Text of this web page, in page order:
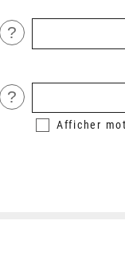
?
?
Afficher